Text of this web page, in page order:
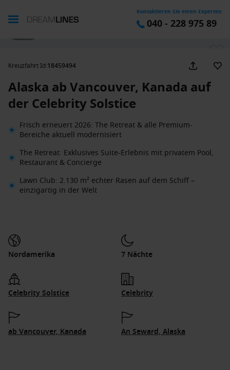
Kontaktieren Sie einen Experten
040 - 228 975 89
Kreuzfahrt Id:18459494
Alaska ab Vancouver, Kanada auf
der Celebrity Solstice
Frisch erneuert 2026: The Retreat & alle Premium-
Bereiche aktuell modernisiert
The Retreat: Exklusives Suite-Erlebnis mit privatem Pool,
Restaurant & Concierge
Lawn Club: 2.130 m² echter Rasen auf dem Schiff –
einzigartig in der Welt
Nordamerika 7 Nächte
Celebrity Solstice Celebrity
ab Vancouver, Kanada An Seward, Alaska